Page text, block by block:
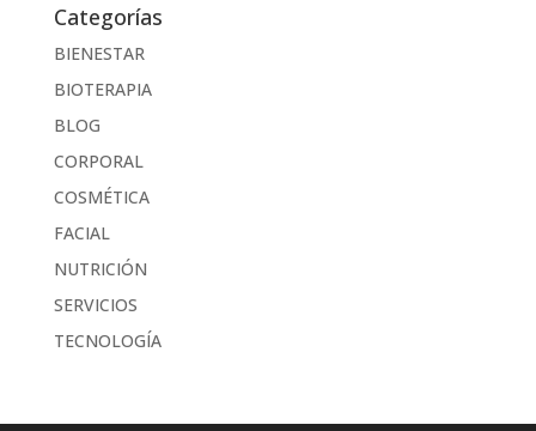
Categorías
BIENESTAR
BIOTERAPIA
BLOG
CORPORAL
COSMÉTICA
FACIAL
NUTRICIÓN
SERVICIOS
TECNOLOGÍA